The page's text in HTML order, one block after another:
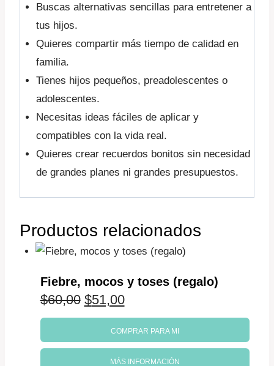
Buscas alternativas sencillas para entretener a
tus hijos.
Quieres compartir más tiempo de calidad en
familia.
Tienes hijos pequeños, preadolescentes o
adolescentes.
Necesitas ideas fáciles de aplicar y
compatibles con la vida real.
Quieres crear recuerdos bonitos sin necesidad
de grandes planes ni grandes presupuestos.
Productos relacionados
Fiebre, mocos y toses (regalo)
$60,00 El
precio
original
$51,00El
precio
actual
COMPRAR PARA MI
MÁS INFORMACIÓN